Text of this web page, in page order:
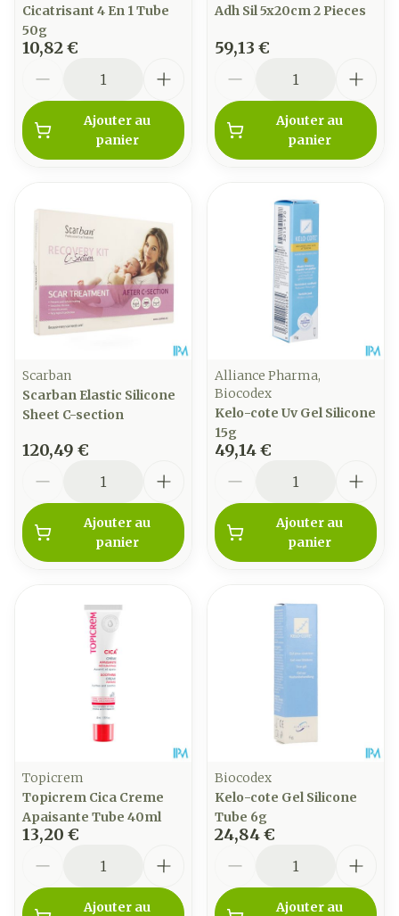
Cicatrisant 4 En 1 Tube
50g
10,82 €
Ajouter au
panier
Adh Sil 5x20cm 2 Pieces
59,13 €
Ajouter au
panier
Scarban
Scarban Elastic Silicone
Sheet C-section
120,49 €
Ajouter au
panier
Alliance Pharma,
Biocodex
Kelo-cote Uv Gel Silicone
15g
49,14 €
Ajouter au
panier
Topicrem
Topicrem Cica Creme
Apaisante Tube 40ml
13,20 €
Ajouter au
Biocodex
Kelo-cote Gel Silicone
Tube 6g
24,84 €
Ajouter au